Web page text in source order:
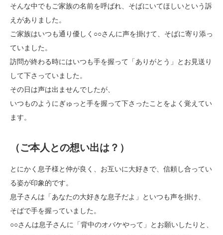
そんな中でもご家族の名前を呼ばれ、そばにいてほしいという訴
えがありました。
ご家族はいつも通り優しく○○さんに声を掛けて、そばに寄り添っ
ていました。
訪問が終わる時にはいつも手を握って「ありがとう」とお見送り
して下さっていました。
その日は声は出ませんでしたが、
いつものようにぎゅっと手を握って下さったことをよく覚えてい
ます。
（ご本人との想い出は？）
とにかく息子様と仲が良く、お互いに大好きで、信頼し合ってい
る姿が印象的です。
息子さんは「あなたの大好きな息子だよ」といつも声を掛け、
そばで手を握っていました。
○○さんは息子さんに「背中のオバケやって」とお願いしたりと、